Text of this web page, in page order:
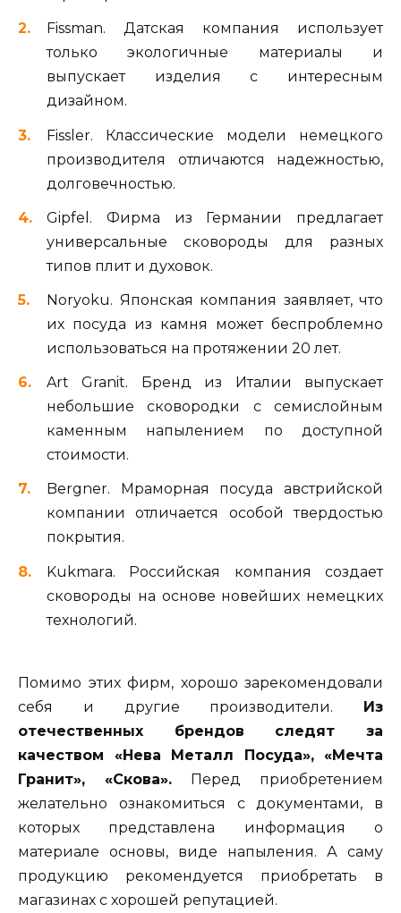
Fissman. Датская компания использует
только экологичные материалы и
выпускает изделия с интересным
дизайном.
Fissler. Классические модели немецкого
производителя отличаются надежностью,
долговечностью.
Gipfel. Фирма из Германии предлагает
универсальные сковороды для разных
типов плит и духовок.
Noryoku. Японская компания заявляет, что
их посуда из камня может беспроблемно
использоваться на протяжении 20 лет.
Art Granit. Бренд из Италии выпускает
небольшие сковородки с семислойным
каменным напылением по доступной
стоимости.
Bergner. Мраморная посуда австрийской
компании отличается особой твердостью
покрытия.
Kukmarа. Российская компания создает
сковороды на основе новейших немецких
технологий.
Помимо этих фирм, хорошо зарекомендовали
себя и другие производители. Из
отечественных брендов следят за
качеством «Нева Металл Посуда», «Мечта
Гранит», «Скова». Перед приобретением
желательно ознакомиться с документами, в
которых представлена информация о
материале основы, виде напыления. А саму
продукцию рекомендуется приобретать в
магазинах с хорошей репутацией.